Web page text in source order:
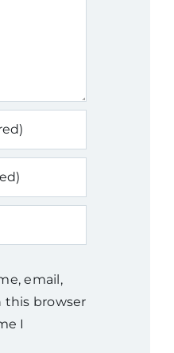
email,
this browser
I